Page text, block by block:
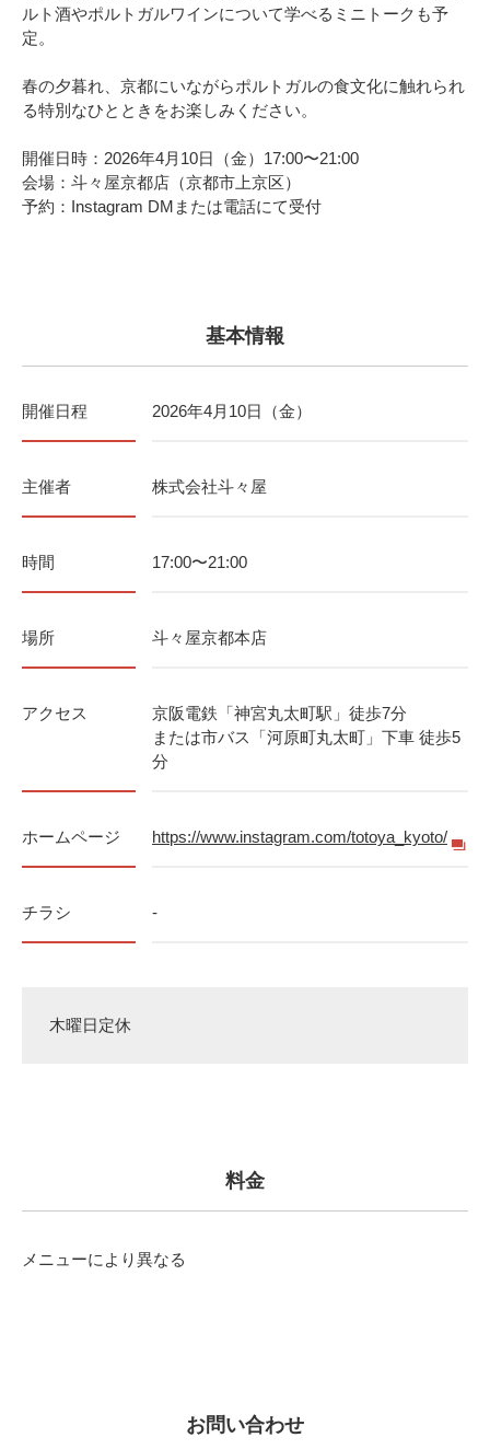
ルト酒やポルトガルワインについて学べるミニトークも予
定。
春の夕暮れ、京都にいながらポルトガルの食文化に触れられ
る特別なひとときをお楽しみください。
開催日時：2026年4月10日（金）17:00〜21:00
会場：斗々屋京都店（京都市上京区）
予約：Instagram DMまたは電話にて受付
基本情報
開催日程 2026年4月10日（金）
主催者 株式会社斗々屋
時間 17:00〜21:00
場所 斗々屋京都本店
アクセス
京阪電鉄「神宮丸太町駅」徒歩7分
または市バス「河原町丸太町」下車 徒歩5
分
ホームページ https://www.instagram.com/totoya_kyoto/
チラシ -
木曜日定休
料金
メニューにより異なる
お問い合わせ